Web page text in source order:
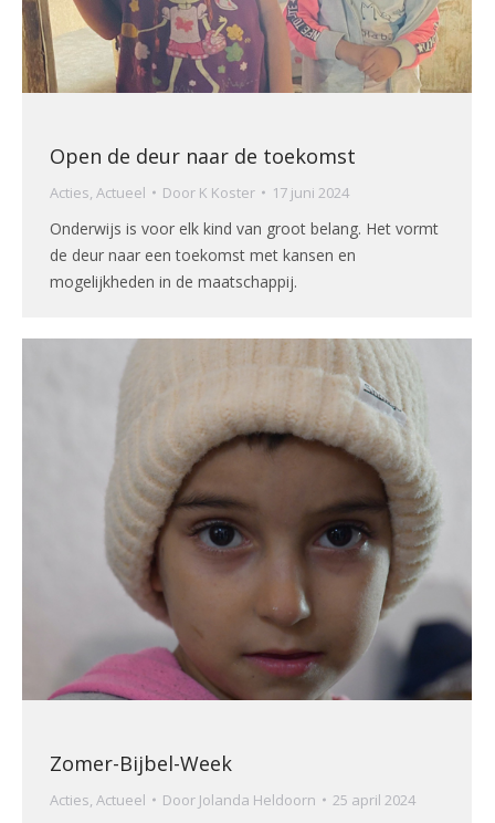
Open de deur naar de toekomst
Acties, Actueel Door K Koster 17 juni 2024
Onderwijs is voor elk kind van groot belang. Het vormt
de deur naar een toekomst met kansen en
mogelijkheden in de maatschappij.
Zomer-Bijbel-Week
Acties, Actueel Door Jolanda Heldoorn 25 april 2024